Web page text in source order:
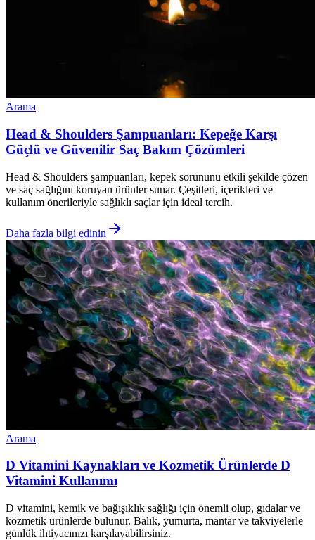
Arama
Head & Shoulders Şampuanları: Kepeğe Karşı
Güçlü ve Güvenilir Saç Bakım Çözümleri
Head & Shoulders şampuanları, kepek sorununu etkili şekilde çözen
ve saç sağlığını koruyan ürünler sunar. Çeşitleri, içerikleri ve
kullanım önerileriyle sağlıklı saçlar için ideal tercih.
Daha fazla bilgi edinin
Arama
D Vitamini Kaynakları ve Kozmetik Ürünlerde D
Vitamini Kullanımı
D vitamini, kemik ve bağışıklık sağlığı için önemli olup, gıdalar ve
kozmetik ürünlerde bulunur. Balık, yumurta, mantar ve takviyelerle
günlük ihtiyacınızı karşılayabilirsiniz.